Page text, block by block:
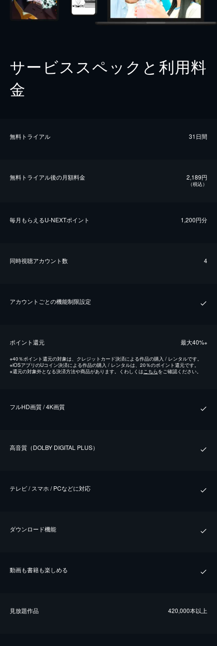
サービススペックと利用料
金
無料トライアル 31日間
無料トライアル後の⽉額料金 2,189円
（税込）
毎⽉もらえるU-NEXTポイント 1,200円分
同時視聴アカウント数 4
アカウントごとの機能制限設定
ポイント還元 最⼤40%※
※40％ポイント還元の対象は、クレジットカード決済による作品の購入 / レンタルです。
※iOSアプリのUコイン決済による作品の購入 / レンタルは、20％のポイント還元です。
※還元の対象外となる決済方法や商品があります。くわしくはこちらをご確認ください。
フルHD画質 / 4K画質
⾼⾳質（DOLBY DIGITAL PLUS）
テレビ / スマホ / PCなどに対応
ダウンロード機能
動画も書籍も楽しめる
⾒放題作品 420,000本以上